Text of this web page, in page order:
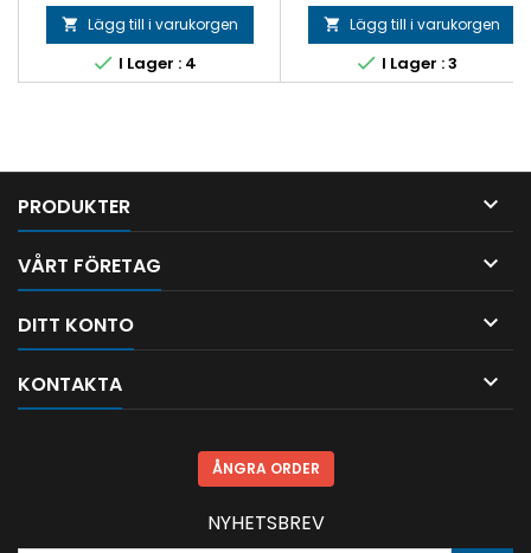
 Lägg till i varukorgen
 I Lager : 4
 Lägg till i varukorgen
 I Lager : 3
PRODUKTER 
VÅRT FÖRETAG 
DITT KONTO 
KONTAKTA 
ÅNGRA ORDER
NYHETSBREV